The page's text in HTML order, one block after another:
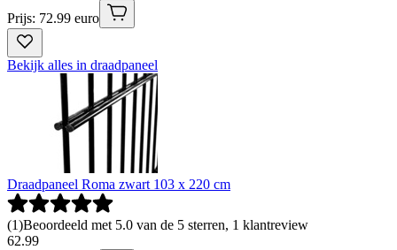
Prijs: 72.99 euro
Bekijk alles in draadpaneel
Draadpaneel Roma zwart 103 x 220 cm
(1)Beoordeeld met 5.0 van de 5 sterren, 1 klantreview
62.99